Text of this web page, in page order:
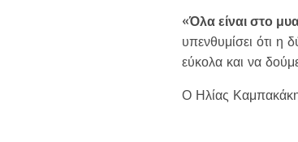
«Όλα είναι στο
υπενθυμίσει ότι η
εύκολα και να
Ο Ηλίας